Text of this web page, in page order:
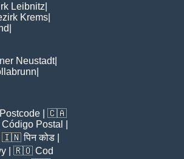
Leibnitz
Krems
Neustadt|
Postcode | 🇨🇦
Código Postal
| 🇮🇳पिन कोड
| 🇷🇴 Cod